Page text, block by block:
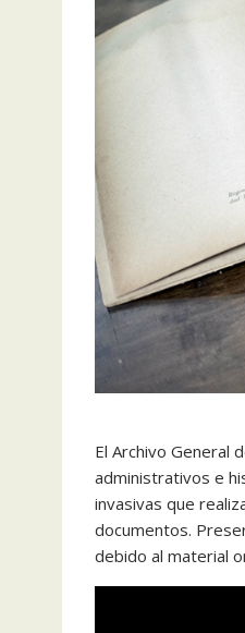
El Archivo General
administrativos e
invasivas que
documentos.
debido al material